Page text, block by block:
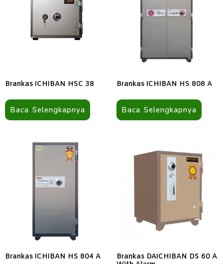
Brankas ICHIBAN HSC 38
Baca Selengkapnya
Brankas ICHIBAN HS 808 A
Baca Selengkapnya
Brankas ICHIBAN HS 804 A
Brankas DAICHIBAN DS 60 A